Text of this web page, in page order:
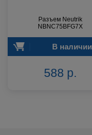
Разъем Neutrik
NBNC75BFG7X
В наличии
588 р.